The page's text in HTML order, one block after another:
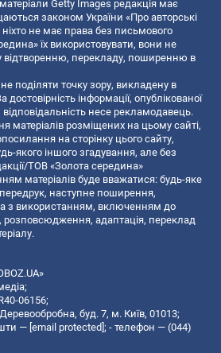
Getty Images редакція має
законом України «Про авторські
ніхто не має права без письмового
їх використовувати, вони не
відтворенню, перекладу, поширенню в
поділяти точку зору, викладену в
достовірність інформації, опублікованої
несе рекламодавець.
матеріалів розміщених на цьому сайті,
на сторінку цього сайту,
якого іншого згадування, але без
ТОВ «Золота середина»
матеріалів буде вважатися: будь-яке
наступне поширення,
з використанням, включенням до
розповсюдження, адаптація, переклад
06156;
буд. 7, м. Київ, 01013;
— [email protected]; - телефон — (044)